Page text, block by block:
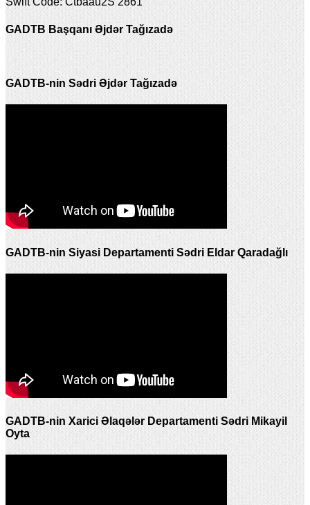
GADTB Başqanı Əjdər Tağızadə
GADTB-nin Sədri Əjdər Tağızadə
GADTB-nin Siyasi Departamenti Sədri Eldar Qaradağlı
GADTB-nin Xarici Əlaqələr Departamenti Sədri Mikayil
Oyta